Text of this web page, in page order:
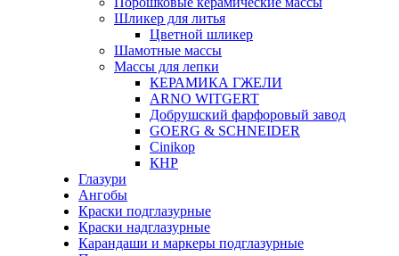
Шликер для литья
Цветной шликер
Шамотные массы
Массы для лепки
КЕРАМИКА ГЖЕЛИ
ARNO WITGERT
Добрушский фарфоровый завод
GOERG & SCHNEIDER
Cinikop
КНР
Глазури
Ангобы
Краски подглазурные
Краски надглазурные
Карандаши и маркеры подглазурные